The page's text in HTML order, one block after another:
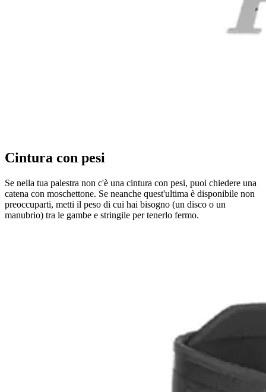
Cintura con pesi
Se nella tua palestra non c'è una cintura con pesi, puoi chiedere una
catena con moschettone. Se neanche quest'ultima è disponibile non
preoccuparti, metti il peso di cui hai bisogno (un disco o un
manubrio) tra le gambe e stringile per tenerlo fermo.